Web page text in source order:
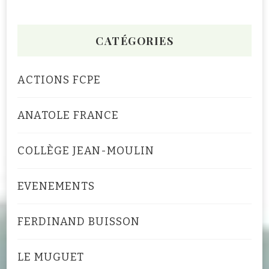
CATÉGORIES
ACTIONS FCPE
ANATOLE FRANCE
COLLÈGE JEAN-MOULIN
EVENEMENTS
FERDINAND BUISSON
LE MUGUET